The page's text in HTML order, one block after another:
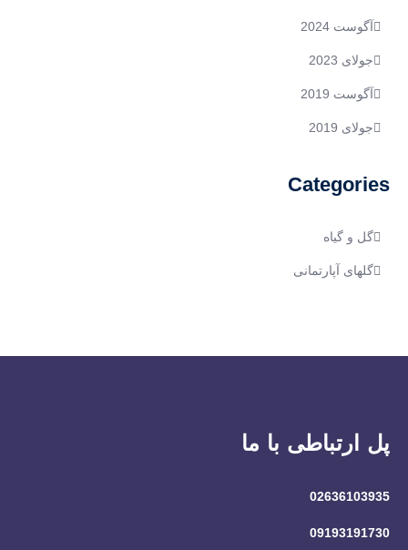
آگوست 2024
جولای 2023
آگوست 2019
جولای 2019
Categories
گل و گیاه
گلهای آپارتمانی
پل ارتباطی با ما
02636103935
09193191730